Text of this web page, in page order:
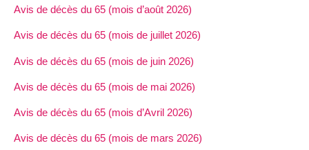
Avis de décès du 65 (mois d’août 2026)
Avis de décès du 65 (mois de juillet 2026)
Avis de décès du 65 (mois de juin 2026)
Avis de décès du 65 (mois de mai 2026)
Avis de décès du 65 (mois d’Avril 2026)
Avis de décès du 65 (mois de mars 2026)